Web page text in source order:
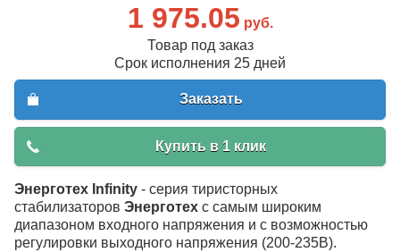
1 975.05 руб.
Товар под заказ
Срок исполнения 25 дней
Заказать
Купить в 1 клик
Энерготех Infinity - серия тиристорных
стабилизаторов Энерготех с самым широким
диапазоном входного напряжения и с возможностью
регулировки выходного напряжения (200-235В).